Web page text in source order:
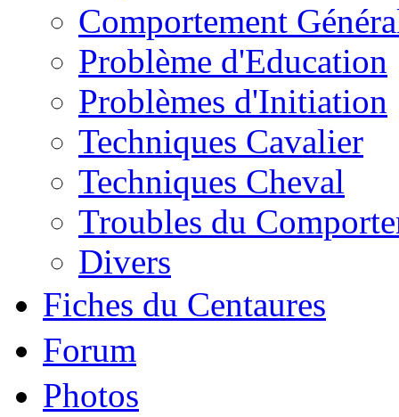
Comportement
Problème d'Education
Problèmes d'Initiation
Techniques Cavalier
Techniques Cheval
Troubles du
Divers
Fiches du Centaures
Forum
Photos